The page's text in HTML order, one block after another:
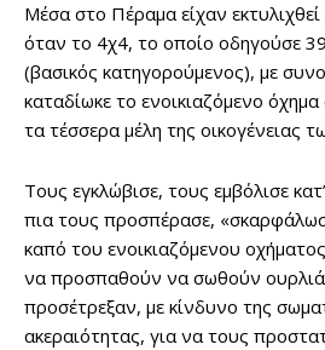
Μέσα στο Πέραμα είχαν
όταν το 4χ4, το οποίο οδηγούσε
(βασικός κατηγορούμενος), με
καταδίωκε το ενοικιαζόμενο
τα τέσσερα μέλη της οικογένειας
Τους εγκλώβισε, τους εμβόλισε
πια τους προσπέρασε,
καπό του ενοικιαζόμενου
να προσπαθούν να σωθούν
προσέτρεξαν, με κίνδυνο της
ακεραιότητας, για να τους